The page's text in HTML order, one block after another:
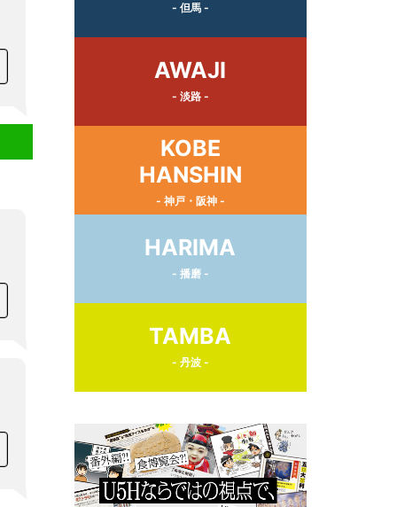
- 但馬 -
AWAJI
- 淡路 -
KOBE
HANSHIN
- 神戸・阪神 -
HARIMA
- 播磨 -
TAMBA
- 丹波 -